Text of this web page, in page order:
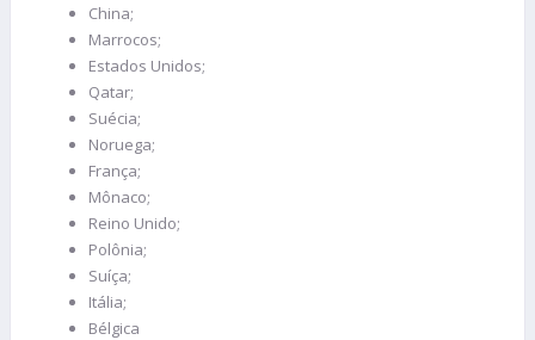
China;
Marrocos;
Estados Unidos;
Qatar;
Suécia;
Noruega;
França;
Mônaco;
Reino Unido;
Polônia;
Suíça;
Itália;
Bélgica